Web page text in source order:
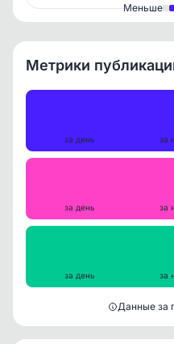
Меньше
Метрики
за день за
за день за
за день за
Данные за